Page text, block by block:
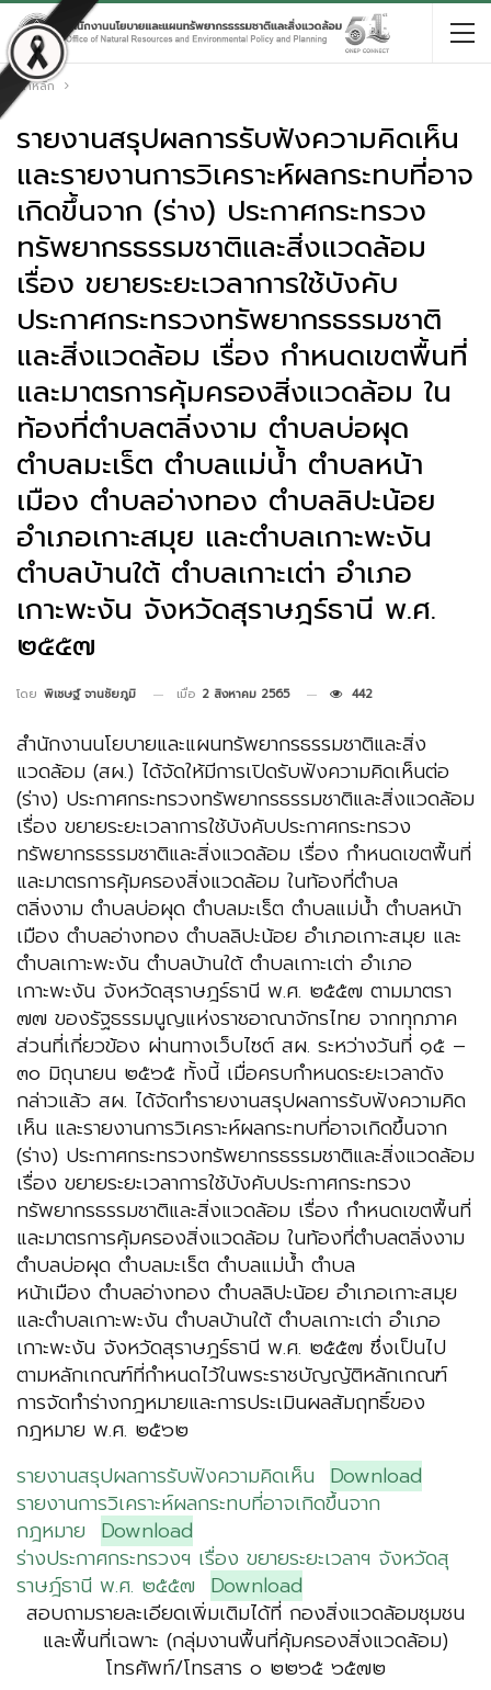
หน้าหลัก
รายงานสรุปผลการรับฟังความคิดเห็น
และรายงานการวิเคราะห์ผลกระทบที่อาจ
เกิดขึ้นจาก (ร่าง) ประกาศกระทรวง
ทรัพยากรธรรมชาติและสิ่งแวดล้อม
เรื่อง ขยายระยะเวลาการใช้บังคับ
ประกาศกระทรวงทรัพยากรธรรมชาติ
และสิ่งแวดล้อม เรื่อง กำหนดเขตพื้นที่
และมาตรการคุ้มครองสิ่งแวดล้อม ใน
ท้องที่ตำบลตลิ่งงาม ตำบลบ่อผุด
ตำบลมะเร็ต ตำบลแม่น้ำ ตำบลหน้า
เมือง ตำบลอ่างทอง ตำบลลิปะน้อย
อำเภอเกาะสมุย และตำบลเกาะพะงัน
ตำบลบ้านใต้ ตำบลเกาะเต่า อำเภอ
เกาะพะงัน จังหวัดสุราษฎร์ธานี พ.ศ.
๒๕๕๗
โดย พิเชษฐ์ จานชัยภูมิ เมื่อ 2 สิงหาคม 2565 442
สำนักงานนโยบายและแผนทรัพยากรธรรมชาติและสิ่ง
แวดล้อม (สผ.) ได้จัดให้มีการเปิดรับฟังความคิดเห็นต่อ
(ร่าง) ประกาศกระทรวงทรัพยากรธรรมชาติและสิ่งแวดล้อม
เรื่อง ขยายระยะเวลาการใช้บังคับประกาศกระทรวง
ทรัพยากรธรรมชาติและสิ่งแวดล้อม เรื่อง กำหนดเขตพื้นที่
และมาตรการคุ้มครองสิ่งแวดล้อม ในท้องที่ตำบล
ตลิ่งงาม ตำบลบ่อผุด ตำบลมะเร็ต ตำบลแม่น้ำ ตำบลหน้า
เมือง ตำบลอ่างทอง ตำบลลิปะน้อย อำเภอเกาะสมุย และ
ตำบลเกาะพะงัน ตำบลบ้านใต้ ตำบลเกาะเต่า อำเภอ
เกาะพะงัน จังหวัดสุราษฎร์ธานี พ.ศ. ๒๕๕๗ ตามมาตรา
๗๗ ของรัฐธรรมนูญแห่งราชอาณาจักรไทย จากทุกภาค
ส่วนที่เกี่ยวข้อง ผ่านทางเว็บไซต์ สผ. ระหว่างวันที่ ๑๕ –
๓๐ มิถุนายน ๒๕๖๕ ทั้งนี้ เมื่อครบกำหนดระยะเวลาดัง
กล่าวแล้ว สผ. ได้จัดทำรายงานสรุปผลการรับฟังความคิด
เห็น และรายงานการวิเคราะห์ผลกระทบที่อาจเกิดขึ้นจาก
(ร่าง) ประกาศกระทรวงทรัพยากรธรรมชาติและสิ่งแวดล้อม
เรื่อง ขยายระยะเวลาการใช้บังคับประกาศกระทรวง
ทรัพยากรธรรมชาติและสิ่งแวดล้อม เรื่อง กำหนดเขตพื้นที่
และมาตรการคุ้มครองสิ่งแวดล้อม ในท้องที่ตำบลตลิ่งงาม
ตำบลบ่อผุด ตำบลมะเร็ต ตำบลแม่น้ำ ตำบล
หน้าเมือง ตำบลอ่างทอง ตำบลลิปะน้อย อำเภอเกาะสมุย
และตำบลเกาะพะงัน ตำบลบ้านใต้ ตำบลเกาะเต่า อำเภอ
เกาะพะงัน จังหวัดสุราษฎร์ธานี พ.ศ. ๒๕๕๗ ซึ่งเป็นไป
ตามหลักเกณฑ์ที่กำหนดไว้ในพระราชบัญญัติหลักเกณฑ์
การจัดทำร่างกฎหมายและการประเมินผลสัมฤทธิ์ของ
กฎหมาย พ.ศ. ๒๕๖๒
รายงานสรุปผลการรับฟังความคิดเห็น Download
รายงานการวิเคราะห์ผลกระทบที่อาจเกิดขึ้นจาก
กฎหมาย Download
ร่างประกาศกระทรวงฯ เรื่อง ขยายระยะเวลาฯ จังหวัดสุ
ราษฎ์ธานี พ.ศ. ๒๕๕๗ Download
สอบถามรายละเอียดเพิ่มเติมได้ที่ กองสิ่งแวดล้อมชุมชน
และพื้นที่เฉพาะ (กลุ่มงานพื้นที่คุ้มครองสิ่งแวดล้อม)
โทรศัพท์/โทรสาร ๐ ๒๒๖๕ ๖๕๗๒